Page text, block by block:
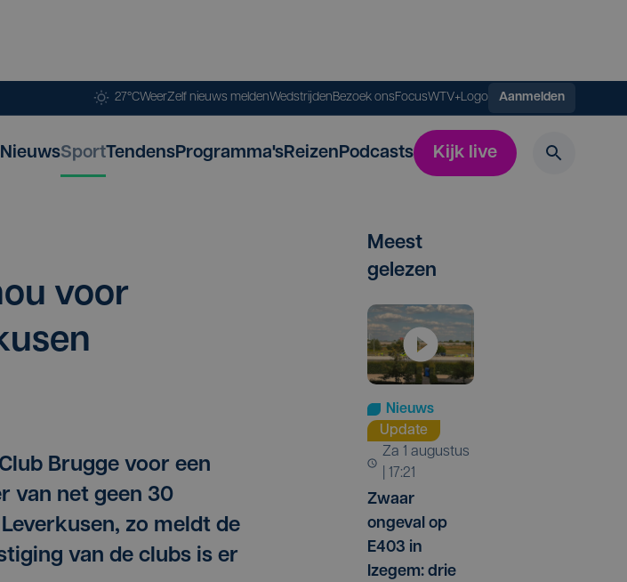
27°CWeerZelf nieuws meldenWedstrijdenBezoek onsFocusWTV+Logo Aanmelden
NieuwsSportTendensProgramma'sReizenPodcasts Kijk live
voor
Brugge voor een
van net geen 30
zo meldt de
van de clubs is er
Meest
gelezen
Nieuws
Update
za 1 augustus
| 17:21
Zwaar
ongeval op
E403 in
Izegem: drie